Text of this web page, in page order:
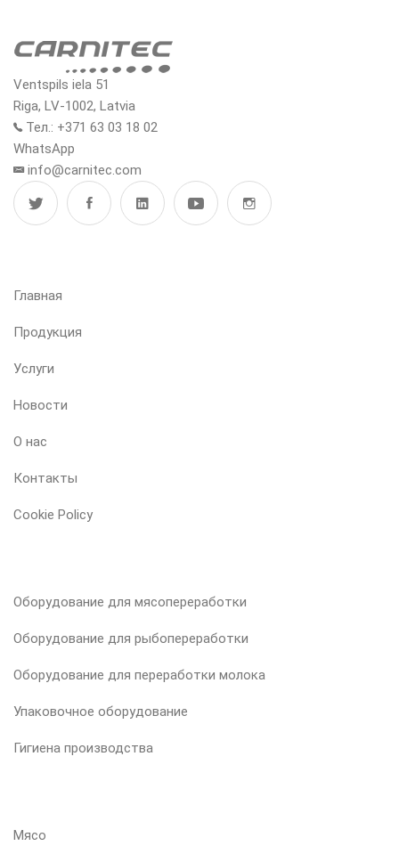
Ventspils iela 51
Riga, LV-1002, Latvia
Тел.: +371 63 03 18 02
WhatsApp
info@carnitec.com
Главная
Продукция
Услуги
Новости
О нас
Контакты
Cookie Policy
Оборудование для мясопереработки
Оборудование для рыбопереработки
Оборудование для переработки молока
Упаковочное оборудование
Гигиена производства
Мясо